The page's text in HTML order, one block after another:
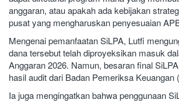
anggaran, atau apakah ada kebijakan
pusat yang mengharuskan penyesuaian
Mengenai pemanfaatan SiLPA, Lutfi
dana tersebut telah diproyeksikan masuk
Anggaran 2026. Namun, besaran final
hasil audit dari Badan Pemeriksa Keuangan
Ia juga mengingatkan bahwa penggunaan